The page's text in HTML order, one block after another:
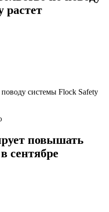
растет
системы Flock Safety
повышать
сентябре